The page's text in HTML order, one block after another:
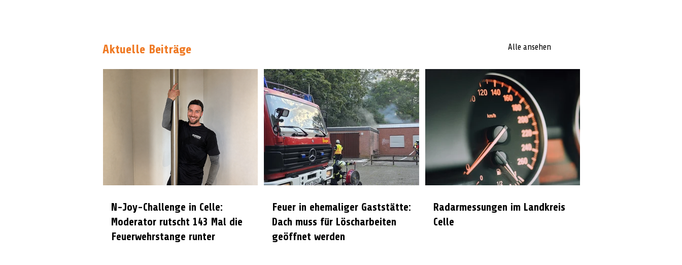
Aktuelle Beiträge Alle ansehen
N-Joy-Challenge in Celle:
Moderator rutscht 143 Mal die
Feuerwehrstange runter
Feuer in ehemaliger Gaststätte:
Dach muss für Löscharbeiten
geöffnet werden
Radarmessungen im Landkreis
Celle